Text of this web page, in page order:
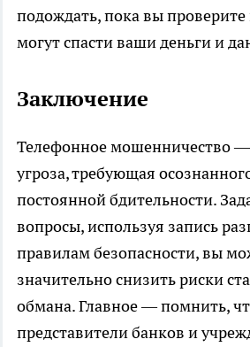
подождать, пока вы
могут спасти ваши деньги и
Заключение
Телефонное мошенничество —
угроза, требующая
постоянной бдительности.
вопросы, используя запись
правилам безопасности, вы
значительно снизить риски
обмана. Главное — помнить,
представители банков и